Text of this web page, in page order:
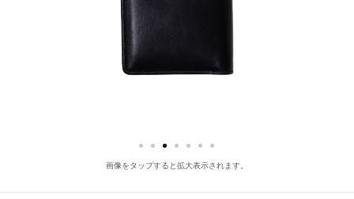
画像をタップすると拡大表示されます。